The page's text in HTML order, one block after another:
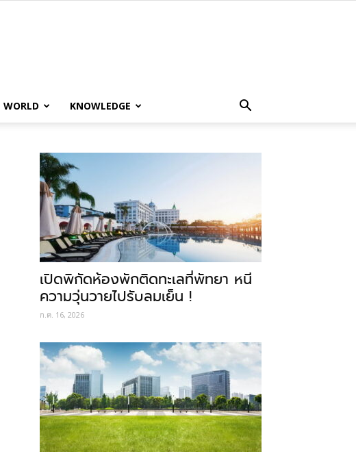
WORLD KNOWLEDGE
เปิดพิกัดห้องพักติดทะเลที่พัทยา หนี
ความวุ่นวายไปรับลมเย็น !
ก.ค. 16, 2026